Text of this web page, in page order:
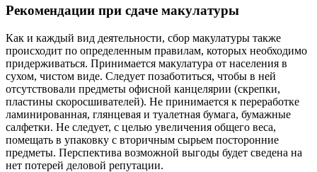
Рекомендации при сдаче макулатуры
Как и каждый вид деятельности, сбор макулатуры также
происходит по определенным правилам, которых необходимо
придерживаться. Принимается макулатура от населения в
сухом, чистом виде. Следует позаботиться, чтобы в ней
отсутствовали предметы офисной канцелярии (скрепки,
пластины скоросшивателей). Не принимается к переработке
ламинированная, глянцевая и туалетная бумага, бумажные
салфетки. Не следует, с целью увеличения общего веса,
помещать в упаковку с вторичным сырьем посторонние
предметы. Перспектива возможной выгоды будет сведена на
нет потерей деловой репутации.